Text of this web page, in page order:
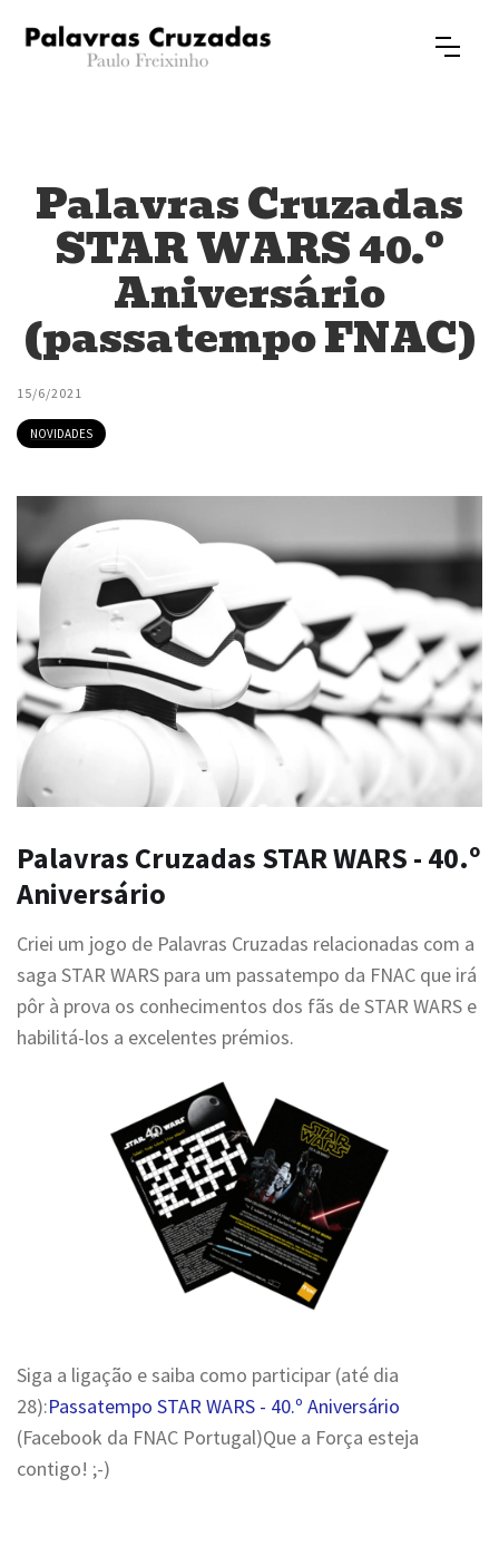
Palavras Cruzadas
STAR WARS 40.º
Aniversário
(passatempo FNAC)
15/6/2021
NOVIDADES
Palavras Cruzadas STAR WARS - 40.º
Aniversário
Criei um jogo de Palavras Cruzadas relacionadas com a
saga STAR WARS para um passatempo da FNAC que irá
pôr à prova os conhecimentos dos fãs de STAR WARS e
habilitá-los a excelentes prémios.
Siga a ligação e saiba como participar (até dia
28):Passatempo STAR WARS - 40.º Aniversário
(Facebook da FNAC Portugal)Que a Força esteja
contigo! ;-)